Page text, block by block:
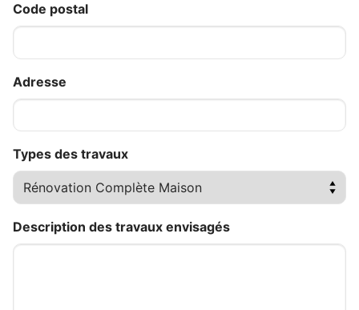
Code postal
Adresse
Types des travaux
Description des travaux envisagés